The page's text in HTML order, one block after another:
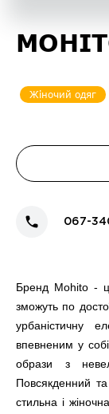
Жіночий одяг
067-
Бренд Mohito -
зможуть по
урбаністичну
впевненим у
образи з
Повсякденний
стильна і